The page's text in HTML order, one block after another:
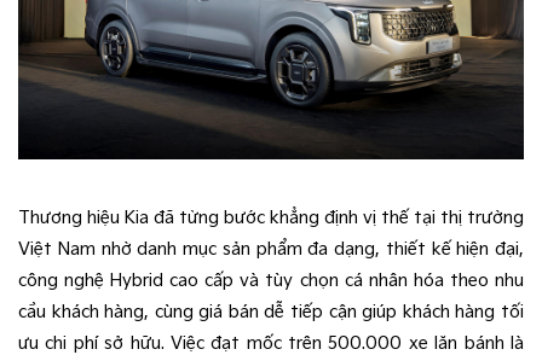
Thương hiệu Kia đã từng bước khẳng định vị thế tại thị trường
Việt Nam nhờ danh mục sản phẩm đa dạng, thiết kế hiện đại,
công nghệ Hybrid cao cấp và tùy chọn cá nhân hóa theo nhu
cầu khách hàng, cùng giá bán dễ tiếp cận giúp khách hàng tối
ưu chi phí sở hữu. Việc đạt mốc trên 500.000 xe lăn bánh là